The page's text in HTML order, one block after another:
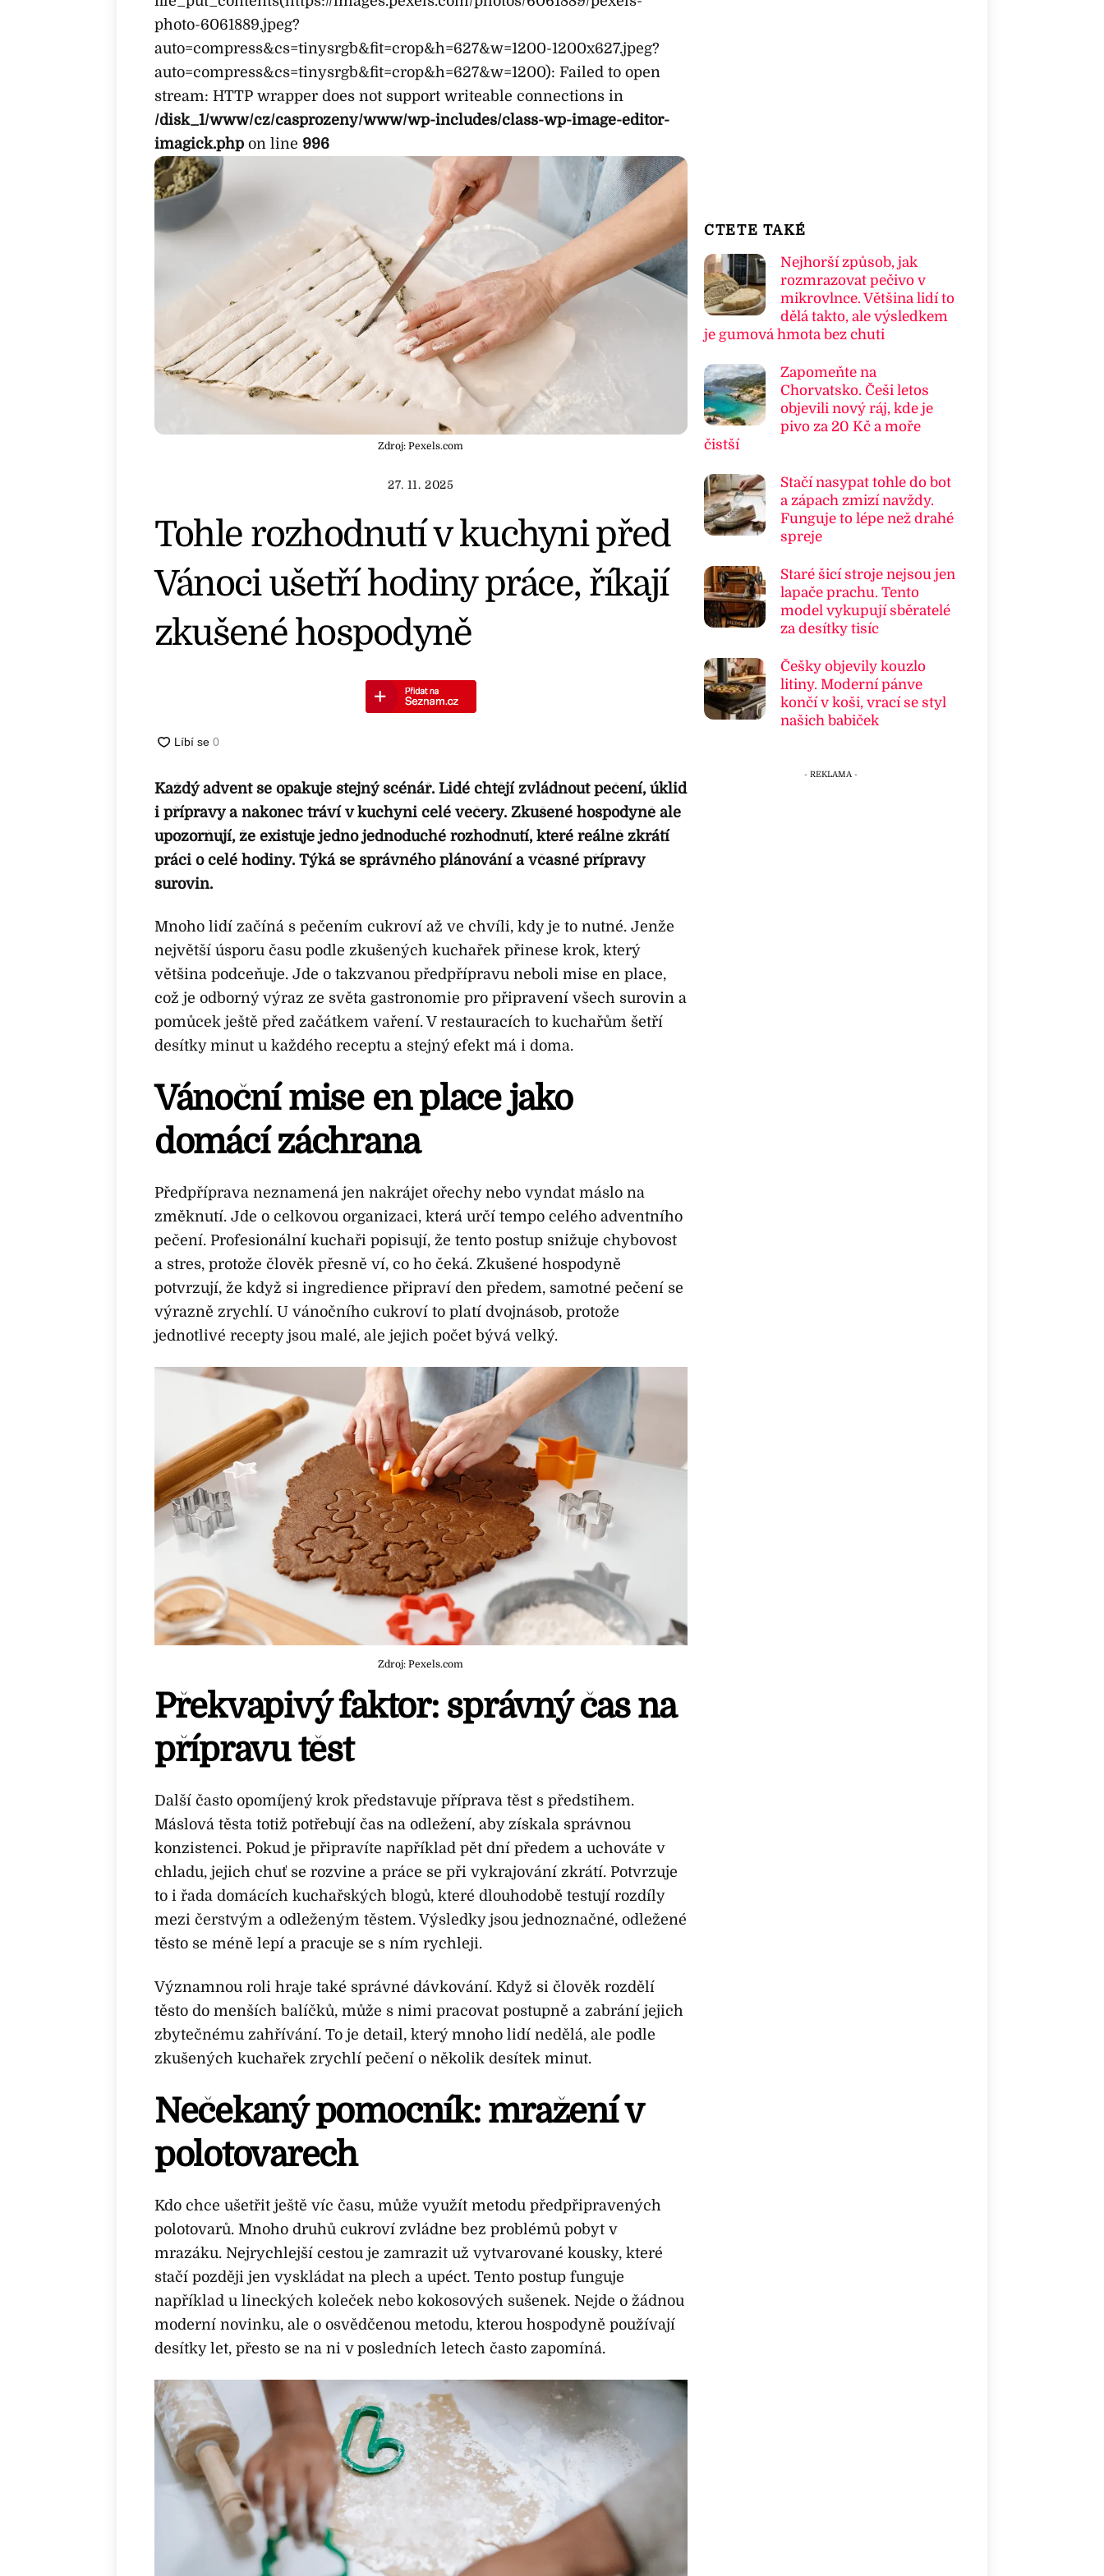
photo-6061889.jpeg?
auto=compress&cs=tinysrgb&fit=crop&h=627&w=1200-1200x627.jpeg?
auto=compress&cs=tinysrgb&fit=crop&h=627&w=1200): Failed to open
stream: HTTP wrapper does not support writeable connections in
/disk_1/www/cz/casprozeny/www/wp-includes/class-wp-image-editor-
imagick.phpon line 996
Zdroj: Pexels.com
27. 11. 2025
Tohle rozhodnutí v kuchyni před
Vánoci ušetří hodiny práce, říkají
zkušené hospodyně
Každý advent se opakuje stejný scénář. Lidé chtějí zvládnout pečení, úklid
i přípravy a nakonec tráví v kuchyni celé večery. Zkušené hospodyně ale
upozorňují, že existuje jedno jednoduché rozhodnutí, které reálně zkrátí
práci o celé hodiny. Týká se správného plánování a včasné přípravy
surovin.
Mnoho lidí začíná s pečením cukroví až ve chvíli, kdy je to nutné. Jenže
největší úsporu času podle zkušených kuchařek přinese krok, který
většina podceňuje. Jde o takzvanou předpřípravu neboli mise en place,
což je odborný výraz ze světa gastronomie pro připravení všech surovin a
pomůcek ještě před začátkem vaření. V restauracích to kuchařům šetří
desítky minut u každého receptu a stejný efekt má i doma.
Vánoční mise en place jako
domácí záchrana
Předpříprava neznamená jen nakrájet ořechy nebo vyndat máslo na
změknutí. Jde o celkovou organizaci, která určí tempo celého adventního
pečení. Profesionální kuchaři popisují, že tento postup snižuje chybovost
a stres, protože člověk přesně ví, co ho čeká. Zkušené hospodyně
potvrzují, že když si ingredience připraví den předem, samotné pečení se
výrazně zrychlí. U vánočního cukroví to platí dvojnásob, protože
jednotlivé recepty jsou malé, ale jejich počet bývá velký.
Zdroj: Pexels.com
Překvapivý faktor: správný čas na
přípravu těst
Další často opomíjený krok představuje příprava těst s předstihem.
Máslová těsta totiž potřebují čas na odležení, aby získala správnou
konzistenci. Pokud je připravíte například pět dní předem a uchováte v
chladu, jejich chuť se rozvine a práce se při vykrajování zkrátí. Potvrzuje
to i řada domácích kuchařských blogů, které dlouhodobě testují rozdíly
mezi čerstvým a odleženým těstem. Výsledky jsou jednoznačné, odležené
těsto se méně lepí a pracuje se s ním rychleji.
Významnou roli hraje také správné dávkování. Když si člověk rozdělí
těsto do menších balíčků, může s nimi pracovat postupně a zabrání jejich
zbytečnému zahřívání. To je detail, který mnoho lidí nedělá, ale podle
zkušených kuchařek zrychlí pečení o několik desítek minut.
Nečekaný pomocník: mražení v
polotovarech
Kdo chce ušetřit ještě víc času, může využít metodu předpřipravených
polotovarů. Mnoho druhů cukroví zvládne bez problémů pobyt v
mrazáku. Nejrychlejší cestou je zamrazit už vytvarované kousky, které
stačí později jen vyskládat na plech a upéct. Tento postup funguje
například u lineckých koleček nebo kokosových sušenek. Nejde o žádnou
moderní novinku, ale o osvědčenou metodu, kterou hospodyně používají
desítky let, přesto se na ni v posledních letech často zapomíná.
ČTETE TAKÉ
Nejhorší způsob, jak
rozmrazovat pečivo v
mikrovlnce. Většina lidí to
dělá takto, ale výsledkem
je gumová hmota bez chuti
Zapomeňte na
Chorvatsko. Češi letos
objevili nový ráj, kde je
pivo za 20 Kč a moře
čistší
Stačí nasypat tohle do bot
a zápach zmizí navždy.
Funguje to lépe než drahé
spreje
Staré šicí stroje nejsou jen
lapače prachu. Tento
model vykupují sběratelé
za desítky tisíc
Češky objevily kouzlo
litiny. Moderní pánve
končí v koši, vrací se styl
našich babiček